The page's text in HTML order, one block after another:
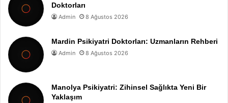
Doktorları
Admin 8 Ağustos 2026
Mardin Psikiyatri Doktorları: Uzmanların Rehberi
Admin 8 Ağustos 2026
Manolya Psikiyatri: Zihinsel Sağlıkta Yeni Bir
Yaklaşım